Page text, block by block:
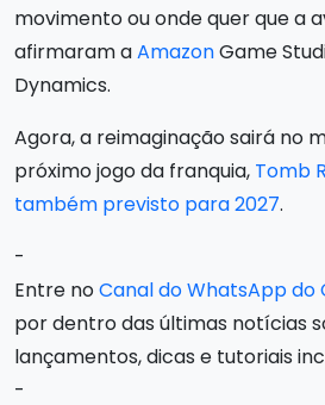
movimento ou onde quer que a
afirmaram aAmazonGame
Dynamics.
Agora, a reimaginação sairá no
próximo jogo da franquia, Tomb
também previsto para 2027.
-
Entre noCanal do WhatsApp do
por dentro das últimas notícias
lançamentos, dicas e tutoriais
-